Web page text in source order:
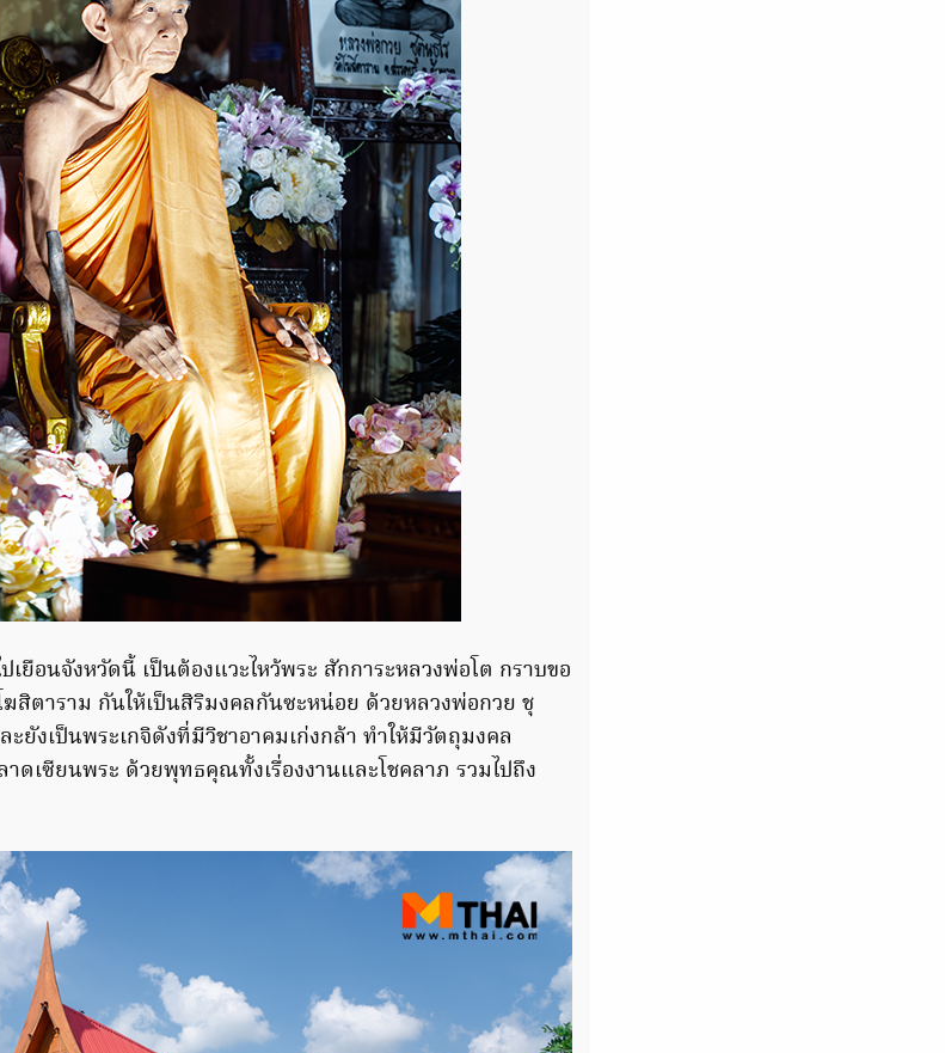
เยือนจังหวัดนี้ เป็นต้องแวะไหว้พระ สักการะหลวงพ่อโต กราบขอ
สิตาราม กันให้เป็นสิริมงคลกันซะหน่อย ด้วยหลวงพ่อกวย ชุ
ยังเป็นพระเกจิดังที่มีวิชาอาคมเก่งกล้า ทำให้มีวัตถุมงคล
ดเซียนพระ ด้วยพุทธคุณทั้งเรื่องงานและโชคลาภ รวมไปถึง